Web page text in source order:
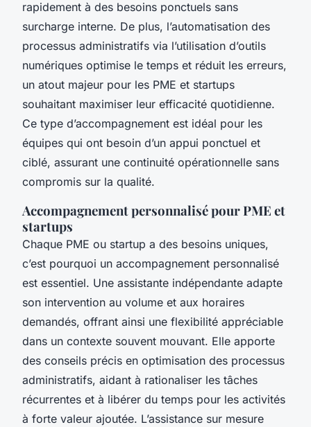
rapidement à des besoins ponctuels sans
surcharge interne. De plus, l’automatisation des
processus administratifs via l’utilisation d’outils
numériques optimise le temps et réduit les erreurs,
un atout majeur pour les PME et startups
souhaitant maximiser leur efficacité quotidienne.
Ce type d’accompagnement est idéal pour les
équipes qui ont besoin d’un appui ponctuel et
ciblé, assurant une continuité opérationnelle sans
compromis sur la qualité.
Accompagnement personnalisé pour PME et
startups
Chaque PME ou startup a des besoins uniques,
c’est pourquoi un accompagnement personnalisé
est essentiel. Une assistante indépendante adapte
son intervention au volume et aux horaires
demandés, offrant ainsi une flexibilité appréciable
dans un contexte souvent mouvant. Elle apporte
des conseils précis en optimisation des processus
administratifs, aidant à rationaliser les tâches
récurrentes et à libérer du temps pour les activités
à forte valeur ajoutée. L’assistance sur mesure